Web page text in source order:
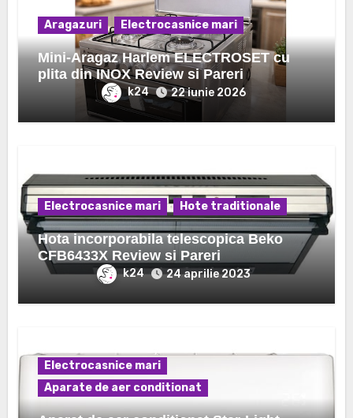
Aragazuri Electrocasnice mari
Mini-Aragaz Harlem ELECTROSET cu
plita din INOX Review si Pareri
k24 22 iunie 2026
Electrocasnice mari Hote traditionale
Hota incorporabila telescopica Beko
CFB6433X Review si Pareri
k24 24 aprilie 2023
Electrocasnice mari
Aparate de aer conditionat